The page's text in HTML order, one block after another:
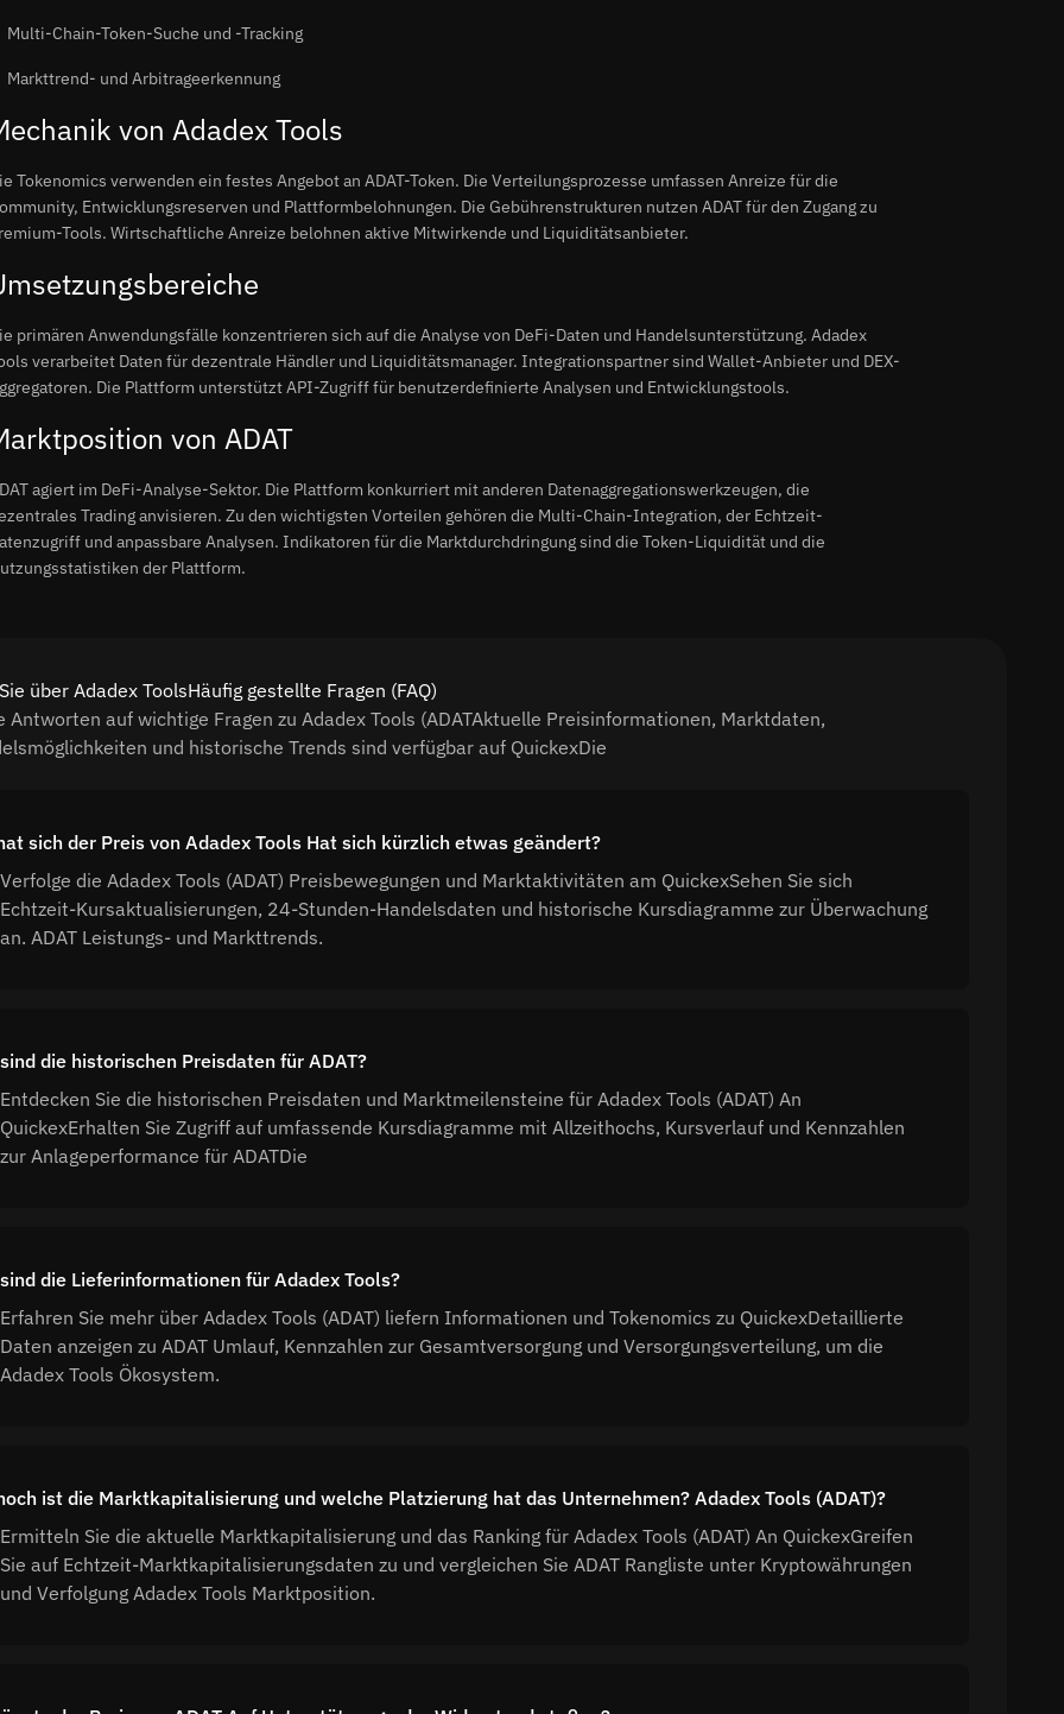
Multi-Chain-Token-Suche und -Tracking
Markttrend- und Arbitrageerkennung
von Adadex Tools
Tokenomics verwenden ein festes Angebot an ADAT-Token. Die Verteilungsprozesse umfassen Anreize für die
Entwicklungsreserven und Plattformbelohnungen. Die Gebührenstrukturen nutzen ADAT für den Zugang zu
Tools. Wirtschaftliche Anreize belohnen aktive Mitwirkende und Liquiditätsanbieter.
primären Anwendungsfälle konzentrieren sich auf die Analyse von DeFi-Daten und Handelsunterstützung. Adadex
verarbeitet Daten für dezentrale Händler und Liquiditätsmanager. Integrationspartner sind Wallet-Anbieter und DEX-
Die Plattform unterstützt API-Zugriff für benutzerdefinierte Analysen und Entwicklungstools.
von ADAT
agiert im DeFi-Analyse-Sektor. Die Plattform konkurriert mit anderen Datenaggregationswerkzeugen, die
Trading anvisieren. Zu den wichtigsten Vorteilen gehören die Multi-Chain-Integration, der Echtzeit-
und anpassbare Analysen. Indikatoren für die Marktdurchdringung sind die Token-Liquidität und die
der Plattform.
über Adadex ToolsHäufig gestellte Fragen (FAQ)
Antworten auf wichtige Fragen zu Adadex Tools (ADATAktuelle Preisinformationen, Marktdaten,
und historische Trends sind verfügbar auf QuickexDie
sich der Preis von Adadex Tools Hat sich kürzlich etwas geändert?
Verfolge die Adadex Tools (ADAT) Preisbewegungen und Marktaktivitäten am QuickexSehen Sie sich
Echtzeit-Kursaktualisierungen, 24-Stunden-Handelsdaten und historische Kursdiagramme zur Überwachung
an. ADAT Leistungs- und Markttrends.
die historischen Preisdaten für ADAT?
Entdecken Sie die historischen Preisdaten und Marktmeilensteine für Adadex Tools (ADAT) An
QuickexErhalten Sie Zugriff auf umfassende Kursdiagramme mit Allzeithochs, Kursverlauf und Kennzahlen
zur Anlageperformance für ADATDie
die Lieferinformationen für Adadex Tools?
Erfahren Sie mehr über Adadex Tools (ADAT) liefern Informationen und Tokenomics zu QuickexDetaillierte
Daten anzeigen zu ADAT Umlauf, Kennzahlen zur Gesamtversorgung und Versorgungsverteilung, um die
Adadex Tools Ökosystem.
ist die Marktkapitalisierung und welche Platzierung hat das Unternehmen? Adadex Tools (ADAT)?
Ermitteln Sie die aktuelle Marktkapitalisierung und das Ranking für Adadex Tools (ADAT) An QuickexGreifen
Sie auf Echtzeit-Marktkapitalisierungsdaten zu und vergleichen Sie ADAT Rangliste unter Kryptowährungen
und Verfolgung Adadex Tools Marktposition.